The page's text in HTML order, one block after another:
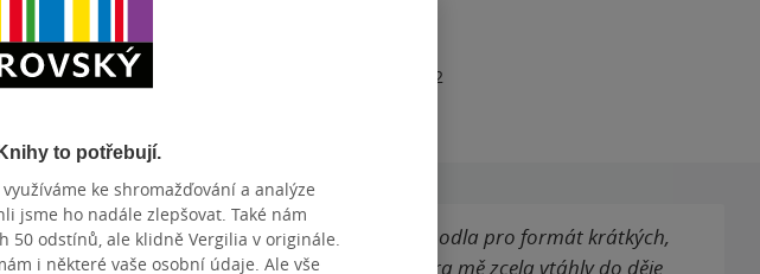
VYDÁNÍ
978-80-7642-584-2
formou, slovy samotné Anny. Roxann Hill se rozhodla pro formát krátkých,
vyhovovalo. Napětí a působivá atmosféra mě zcela vtáhly do děje
to potřebují.
ke shromažďování a analýze
jsme ho nadále zlepšovat. Také nám
50 odstínů, ale klidně Vergilia v originále.
i některé vaše osobní údaje. Ale vše